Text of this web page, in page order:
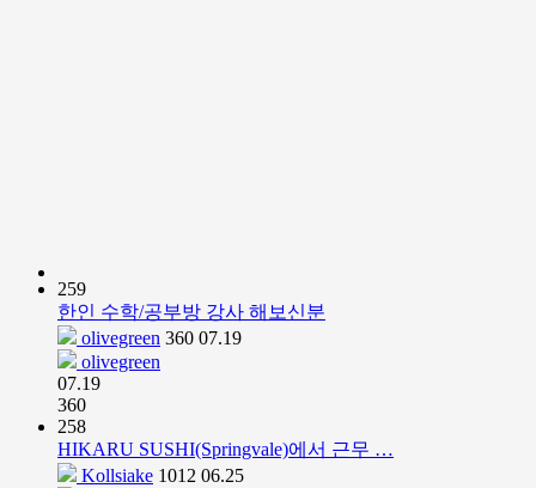
259
한인 수학/공부방 강사 해보신분
olivegreen 360 07.19
olivegreen
07.19
360
258
HIKARU SUSHI(Springvale)에서 근무 …
Kollsiake 1012 06.25